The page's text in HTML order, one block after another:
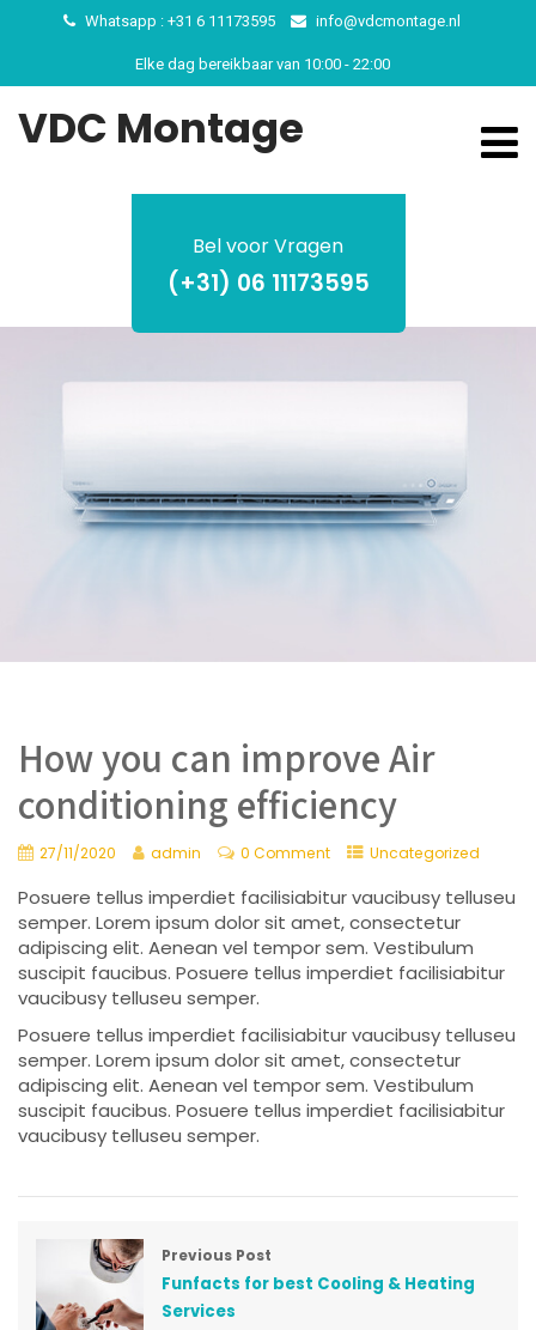
Whatsapp : +31 6 11173595 info@vdcmontage.nl
Elke dag bereikbaar van 10:00 - 22:00
VDC Montage
Bel voor Vragen
(+31) 06 11173595
How you can improve Air
conditioning efficiency
27/11/2020 admin 0 Comment Uncategorized
Posuere tellus imperdiet facilisiabitur vaucibusy telluseu
semper. Lorem ipsum dolor sit amet, consectetur
adipiscing elit. Aenean vel tempor sem. Vestibulum
suscipit faucibus. Posuere tellus imperdiet facilisiabitur
vaucibusy telluseu semper.
Posuere tellus imperdiet facilisiabitur vaucibusy telluseu
semper. Lorem ipsum dolor sit amet, consectetur
adipiscing elit. Aenean vel tempor sem. Vestibulum
suscipit faucibus. Posuere tellus imperdiet facilisiabitur
vaucibusy telluseu semper.
Previous Post
Funfacts for best Cooling & Heating
Services